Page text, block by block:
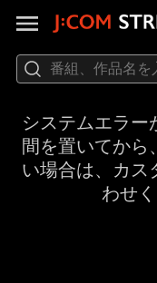
システムエラー
間を置いてから
い場合は、カス
わせ